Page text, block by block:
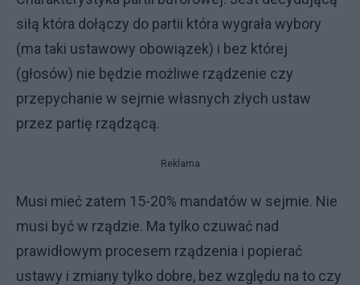
siłą która dołączy do partii która wygrała wybory
(ma taki ustawowy obowiązek) i bez której
(głosów) nie będzie możliwe rządzenie czy
przepychanie w sejmie własnych złych ustaw
przez partię rządzącą.
Reklama
Musi mieć zatem 15-20% mandatów w sejmie. Nie
musi być w rządzie. Ma tylko czuwać nad
prawidłowym procesem rządzenia i popierać
ustawy i zmiany tylko dobre, bez względu na to czy